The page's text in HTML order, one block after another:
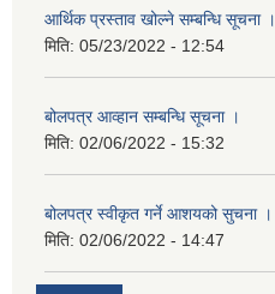
आर्थिक प्रस्ताव खोल्ने सम्बन्धि सूचना ।
मिति: 05/23/2022 - 12:54
बोलपत्र आव्हान सम्बन्धि सूचना ।
मिति: 02/06/2022 - 15:32
बोलपत्र स्वीकृत गर्ने आशयको सुचना ।
मिति: 02/06/2022 - 14:47